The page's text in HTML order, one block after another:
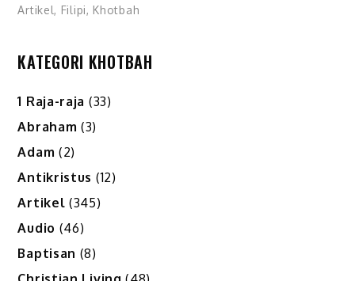
Artikel, Filipi, Khotbah
KATEGORI KHOTBAH
1 Raja-raja (33)
Abraham (3)
Adam (2)
Antikristus (12)
Artikel (345)
Audio (46)
Baptisan (8)